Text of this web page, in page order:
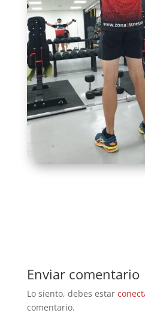
Enviar comentario
Lo siento, debes estar
comentario.